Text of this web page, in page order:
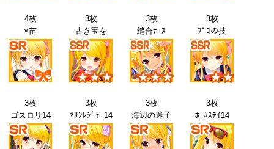
4枚
×苗
3枚
古き宝を
3枚
縫合ﾅｰｽ
3枚
ﾌﾟﾛの技
3枚
ゴスロリ14
3枚
ﾏﾘﾝﾚｼﾞｬｰ14
3枚
海辺の迷子
3枚
ﾎｰﾑｽﾃｲ14